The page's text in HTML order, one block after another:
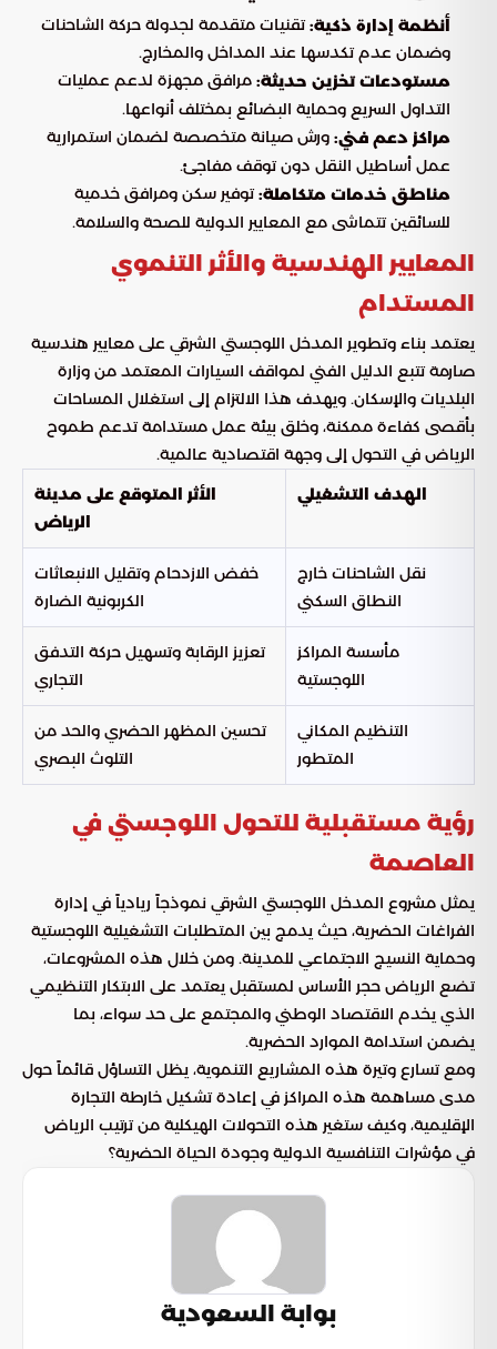
أنظمة إدارة ذكية:تقنيات متقدمة لجدولة حركة الشاحنات
وضمان عدم تكدسها عند المداخل والمخارج.
مستودعات تخزين حديثة: مرافق مجهزة لدعم عمليات
التداول السريع وحماية البضائع بمختلف أنواعها.
مراكز دعم فني: ورش صيانة متخصصة لضمان استمرارية
عمل أساطيل النقل دون توقف مفاجئ.
مناطق خدمات متكاملة:توفير سكن ومرافق خدمية
للسائقين تتماشى مع المعايير الدولية للصحة والسلامة.
المعايير الهندسية والأثر التنموي
المستدام
يعتمد بناء وتطوير المدخل اللوجستي الشرقي على معايير هندسية
صارمة تتبع الدليل الفني لمواقف السيارات المعتمد من وزارة
البلديات والإسكان. ويهدف هذا الالتزام إلى استغلال المساحات
بأقصى كفاءة ممكنة، وخلق بيئة عمل مستدامة تدعم طموح
الرياض في التحول إلى وجهة اقتصادية عالمية.
الهدف التشغيلي
الأثر المتوقع على مدينة
الرياض
نقل الشاحنات خارج
النطاق السكني
خفض الازدحام وتقليل الانبعاثات
الكربونية الضارة
مأسسة المراكز
اللوجستية
تعزيز الرقابة وتسهيل حركة التدفق
التجاري
التنظيم المكاني
المتطور
تحسين المظهر الحضري والحد من
التلوث البصري
رؤية مستقبلية للتحول اللوجستي في
العاصمة
يمثل مشروع المدخل اللوجستي الشرقي نموذجاً ريادياً في إدارة
الفراغات الحضرية، حيث يدمج بين المتطلبات التشغيلية اللوجستية
وحماية النسيج الاجتماعي للمدينة. ومن خلال هذه المشروعات،
تضع الرياض حجر الأساس لمستقبل يعتمد على الابتكار التنظيمي
الذي يخدم الاقتصاد الوطني والمجتمع على حد سواء، بما
يضمن استدامة الموارد الحضرية.
ومع تسارع وتيرة هذه المشاريع التنموية، يظل التساؤل قائماً حول
مدى مساهمة هذه المراكز في إعادة تشكيل خارطة التجارة
الإقليمية، وكيف ستغير هذه التحولات الهيكلية من ترتيب الرياض
في مؤشرات التنافسية الدولية وجودة الحياة الحضرية؟
بوابة السعودية